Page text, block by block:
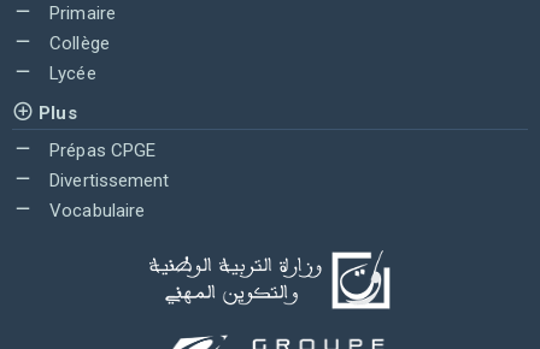
Primaire
Collège
Lycée
Plus
Prépas CPGE
Divertissement
Vocabulaire